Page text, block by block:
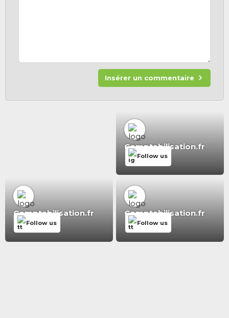
Insérer un commentaire
Comptabilisation.fr
Follow us
Comptabilisation.fr
Follow us
Comptabilisation.fr
Follow us